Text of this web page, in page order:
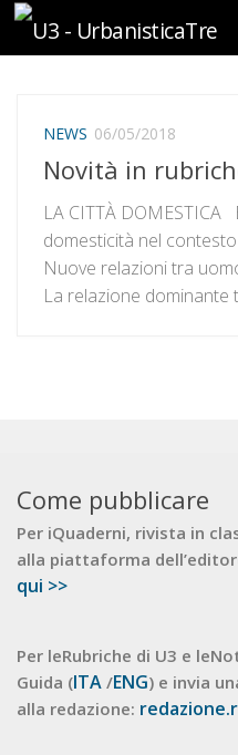
Sotto il contenuto
NEWS 06/05/2018
Novità in
LA CITTÀ
domesticità nel
Nuove relazioni tra
La relazione dominante
Come pubblicare
Per iQuaderni, rivista in
alla piattaforma
qui >>
Per leRubriche di U3 e
Guida (ITA /ENG) e invia
alla redazione: